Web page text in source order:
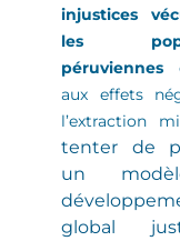
injustices
les
péruviennes
aux effets
l’extraction
tenter de
un
global